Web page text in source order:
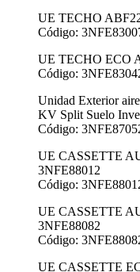
UE TECHO
Código:
UE TECHO ECO
Código:
Unidad Exterior
KV Split Suelo
Código:
UE CASSETTE
3NFE88012
Código:
UE CASSETTE
3NFE88082
Código:
UE CASSETTE